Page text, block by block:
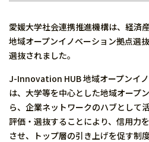
愛媛大学社会連携推進機構は、経
地域オープンイノベーション拠点選
選抜されました。
J-Innovation HUB 地域オープンイ
は、大学等を中心とした地域オープ
ら、企業ネットワークのハブとして
評価・選抜することにより、信用力
させ、トップ層の引き上げを促す制度